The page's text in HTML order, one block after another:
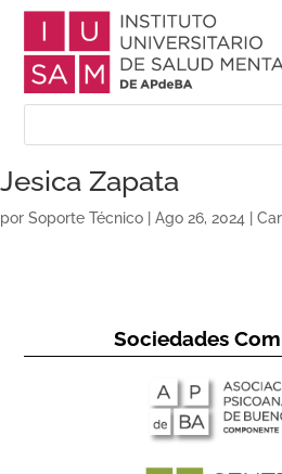
Jesica Zapata
por Soporte Técnico Ago 26, 2024
Sociedades